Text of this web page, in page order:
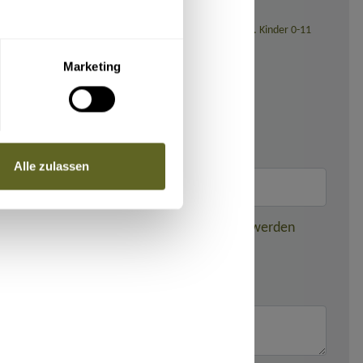
Marketing
Alle zulassen
(bei Reisedatum ab November 2026: 139,- Euro). Kinder 0-11
dieser gebuchten Reise weitergegeben werden